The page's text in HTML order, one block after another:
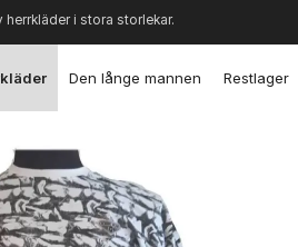
herrkläder i stora storlekar.
Den långe mannen Restlager